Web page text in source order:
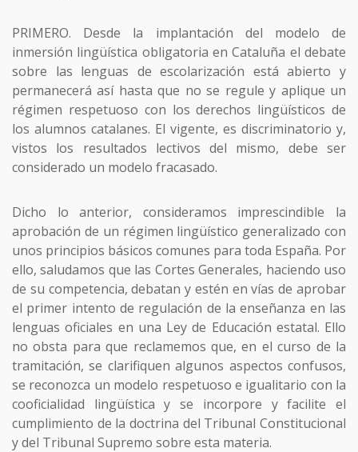
PRIMERO. Desde la implantación del modelo de
inmersión lingüística obligatoria en Cataluña el debate
sobre las lenguas de escolarización está abierto y
permanecerá así hasta que no se regule y aplique un
régimen respetuoso con los derechos lingüísticos de
los alumnos catalanes. El vigente, es discriminatorio y,
vistos los resultados lectivos del mismo, debe ser
considerado un modelo fracasado.
Dicho lo anterior, consideramos imprescindible la
aprobación de un régimen lingüístico generalizado con
unos principios básicos comunes para toda España. Por
ello, saludamos que las Cortes Generales, haciendo uso
de su competencia, debatan y estén en vías de aprobar
el primer intento de regulación de la enseñanza en las
lenguas oficiales en una Ley de Educación estatal. Ello
no obsta para que reclamemos que, en el curso de la
tramitación, se clarifiquen algunos aspectos confusos,
se reconozca un modelo respetuoso e igualitario con la
cooficialidad lingüística y se incorpore y facilite el
cumplimiento de la doctrina del Tribunal Constitucional
y del Tribunal Supremo sobre esta materia.